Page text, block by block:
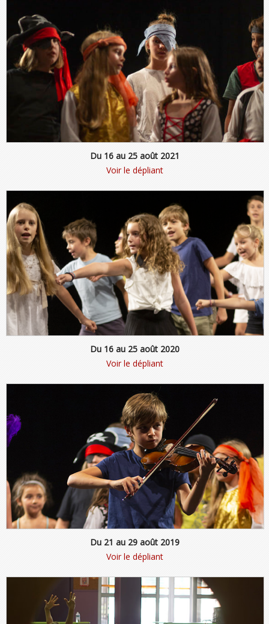
Du 16 au 25 août 2021
Voir le dépliant
Du 16 au 25 août 2020
Voir le dépliant
Du 21 au 29 août 2019
Voir le dépliant